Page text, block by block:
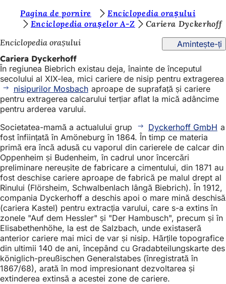
Salt la conținut
n
t
e
ț
i
a
i
c
i
:
Pagina de pornire
Enciclopedia orașului
Enciclopedia orașelor A-Z
Cariera Dyckerhoff
Enciclopedia orașului
Amintește-ți
Cariera Dyckerhoff
În regiunea Biebrich existau deja, înainte de începutul
secolului al XIX-lea, mici cariere de nisip pentru extragerea
nisipurilor Mosbach aproape de suprafață și cariere
pentru extragerea calcarului terțiar aflat la mică adâncime
pentru arderea varului.
Societatea-mamă a actualului grup
Dyckerhoff GmbH a
fost înființată în Amöneburg în 1864. În timp ce materia
primă era încă adusă cu vaporul din carierele de calcar din
Oppenheim și Budenheim, în cadrul unor încercări
preliminare nereușite de fabricare a cimentului, din 1871 au
fost deschise cariere aproape de fabrică pe malul drept al
Rinului (Flörsheim, Schwalbenlach lângă Biebrich). În 1912,
compania Dyckerhoff a deschis apoi o mare mină deschisă
(cariera Kastel) pentru extracția varului, care s-a extins în
zonele "Auf dem Hessler" și "Der Hambusch", precum și în
Elisabethenhöhe, la est de Salzbach, unde existaseră
anterior cariere mai mici de var și nisip. Hărțile topografice
din ultimii 140 de ani, începând cu Gradabteilungskarte des
königlich-preußischen Generalstabes (înregistrată în
1867/68), arată în mod impresionant dezvoltarea și
extinderea extinsă a acestei zone de cariere.